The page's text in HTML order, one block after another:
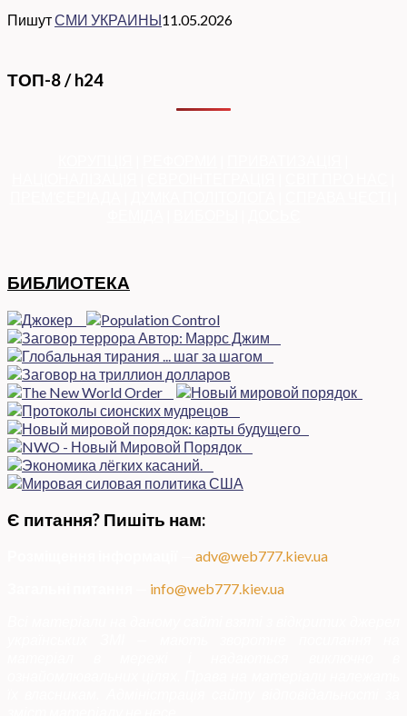
ПишутСМИ УКРАИНЫ11.05.2026
ТОП-8 / h24
БИБЛИОТЕКА
Є питання? Пишіть нам:
adv@web777.kiev.ua
info@web777.kiev.ua